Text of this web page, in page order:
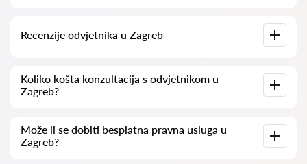
informacijama. Cijene, recenzije, telefonski brojevi i adrese.
Recenzije odvjetnika u Zagreb
odvjetnicima. Ne brišemo negativne recenzije niti postoji
mogućnost njihovog lažnog povećavanja.
Koliko košta konzultacija s odvjetnikom u
Zagreb?
nadalje (cijene mogu varirati ovisno o složenosti pitanja i
obliku odgovora).
Može li se dobiti besplatna pravna usluga u
Zagreb?